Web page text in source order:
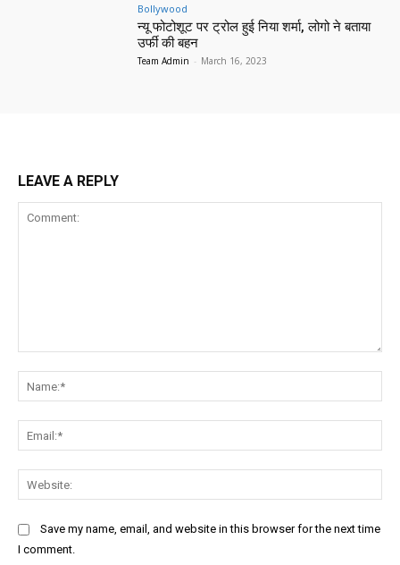
Bollywood
न्यू फोटोशूट पर ट्रोल हुई निया शर्मा, लोगो ने बताया
उर्फी की बहन
Team Admin - March 16, 2023
LEAVE A REPLY
Save my name, email, and website in this browser for the next time
I comment.